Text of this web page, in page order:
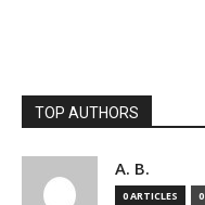
TOP AUTHORS
A. B.
0 ARTICLES